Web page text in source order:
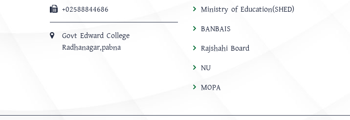
+02588844686
Govt Edward College
Radhanagar,pabna
Ministry of Education(SHED)
BANBAIS
Rajshahi Board
NU
MOPA